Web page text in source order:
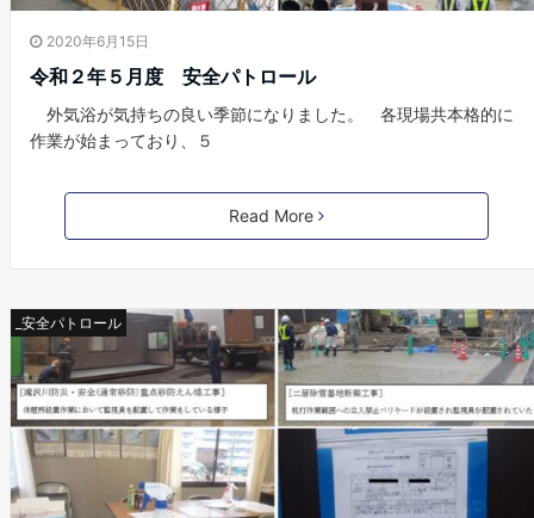
2020年6月15日
令和２年５月度 安全パトロール
外気浴が気持ちの良い季節になりました。 各現場共本格的に
作業が始まっており、５
Read More
_安全パトロール